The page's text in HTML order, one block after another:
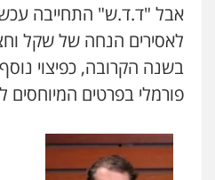
אבל "ד.ד.ש" התחייבה
לאסירים הנחה של שקל
בשנה הקרובה, כפיצוי
פורמלי בפרטים